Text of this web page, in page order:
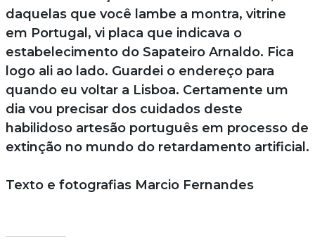
daquelas que você lambe a montra, vitrine
em Portugal, vi placa que indicava o
estabelecimento do Sapateiro Arnaldo. Fica
logo ali ao lado. Guardei o endereço para
quando eu voltar a Lisboa. Certamente um
dia vou precisar dos cuidados deste
habilidoso artesão português em processo de
extinção no mundo do retardamento artificial.
Texto e fotografias Marcio Fernandes